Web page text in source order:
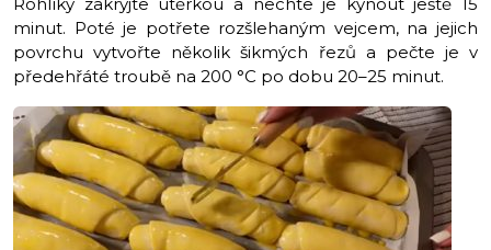
Rohlíky zakryjte utěrkou a nechte je kynout ještě 15
minut. Poté je potřete rozšlehaným vejcem, na jejich
povrchu vytvořte několik šikmých řezů a pečte je v
předehřáté troubě na 200 °C po dobu 20–25 minut.